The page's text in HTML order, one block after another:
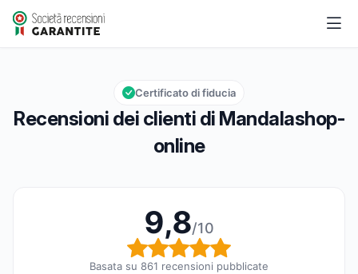
Mandalashop-online
Valutazione globale: 9,8 su 10
9,8/10
Recensioni dei clienti di Mandalashop-
online
Certificato di fiducia
9,8/10
Valutazione globale:
Basata su 861 recensioni pubblicate